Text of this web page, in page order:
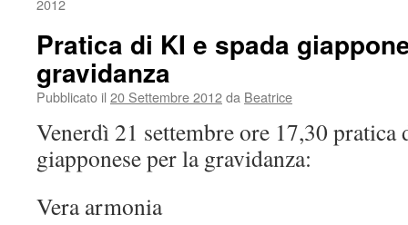
2012
Pratica di KI e spada
gravidanza
Pubblicato il 20 Settembre 2012da Beatrice
Venerdì 21 settembre ore 17,30 pratica
giapponese per la gravidanza:
Vera armonia